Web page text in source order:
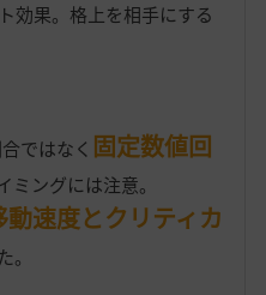
効果。格上を相手にする
ではなく 固定数値回
ングには注意。
動速度とクリティカ
。